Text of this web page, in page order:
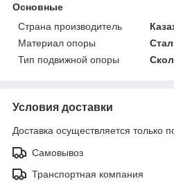
Основные
Страна производитель
Материал опоры
Тип подвижной опоры
Условия доставки
Доставка осуществляется только
Самовывоз
Транспортная компания